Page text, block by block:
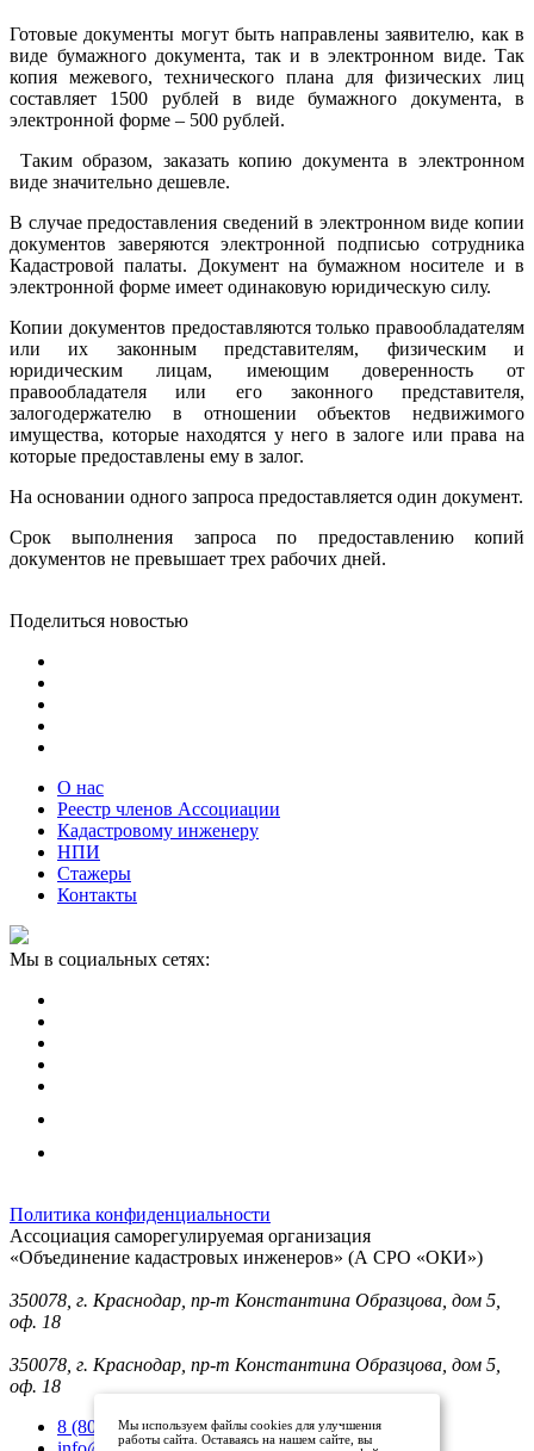
Готовые документы могут быть направлены заявителю, как в
виде бумажного документа, так и в электронном виде. Так
копия межевого, технического плана для физических лиц
составляет 1500 рублей в виде бумажного документа, в
электронной форме – 500 рублей.
Таким образом, заказать копию документа в электронном
виде значительно дешевле.
В случае предоставления сведений в электронном виде копии
документов заверяются электронной подписью сотрудника
Кадастровой палаты. Документ на бумажном носителе и в
электронной форме имеет одинаковую юридическую силу.
Копии документов предоставляются только правообладателям
или их законным представителям, физическим и
юридическим лицам, имеющим доверенность от
правообладателя или его законного представителя,
залогодержателю в отношении объектов недвижимого
имущества, которые находятся у него в залоге или права на
которые предоставлены ему в залог.
На основании одного запроса предоставляется один документ.
Срок выполнения запроса по предоставлению копий
документов не превышает трех рабочих дней.
Поделиться новостью
О нас
Реестр членов Ассоциации
Кадастровому инженеру
НПИ
Стажеры
Контакты
Мы в социальных сетях:
Политика конфиденциальности
Ассоциация саморегулируемая организация
«Объединение кадастровых инженеров» (А СРО «ОКИ»)
350078, г. Краснодар, пр-т Константина Образцова, дом 5,
оф. 18
350078, г. Краснодар, пр-т Константина Образцова, дом 5,
оф. 18
8 (800) 101 33 08
Мы используем файлы cookies для улучшения
работы сайта. Оставаясь на нашем сайте, вы